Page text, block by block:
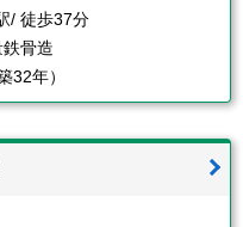
/ 徒歩37分
骨造
32年）